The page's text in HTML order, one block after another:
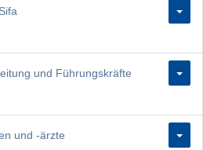
und Führungskräfte
und -ärzte